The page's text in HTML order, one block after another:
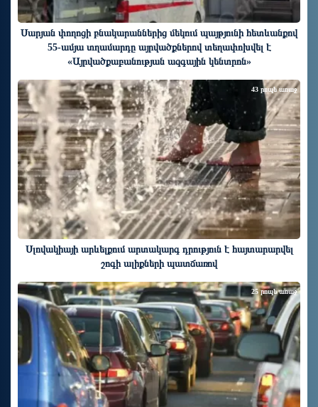
Սարյան փողոցի բնակարաններից մեկում պայթյունի հետևանքով
55-ամյա տղամարդը այրվածքներով տեղափոխվել է
«Այրվածքաբանության ազգային կենտրոն»
Սլովակիայի արևելքում արտակարգ դրություն է հայտարարվել
շոգի ալիքների պատճառով
43 րոպե առաջ
25 րոպե առաջ